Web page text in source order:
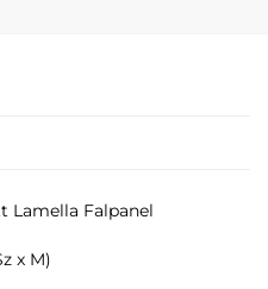
Lamella Falpanel
x M)